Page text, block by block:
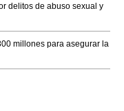
delitos de abuso sexual y
millones para asegurar la